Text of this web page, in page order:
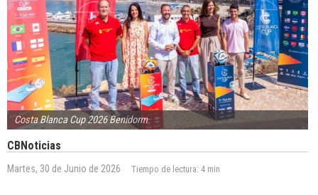
Costa Blanca Cup 2026 Benidorm
CBNoticias
Martes, 30 de Junio de 2026 Tiempo de lectura: 4 min